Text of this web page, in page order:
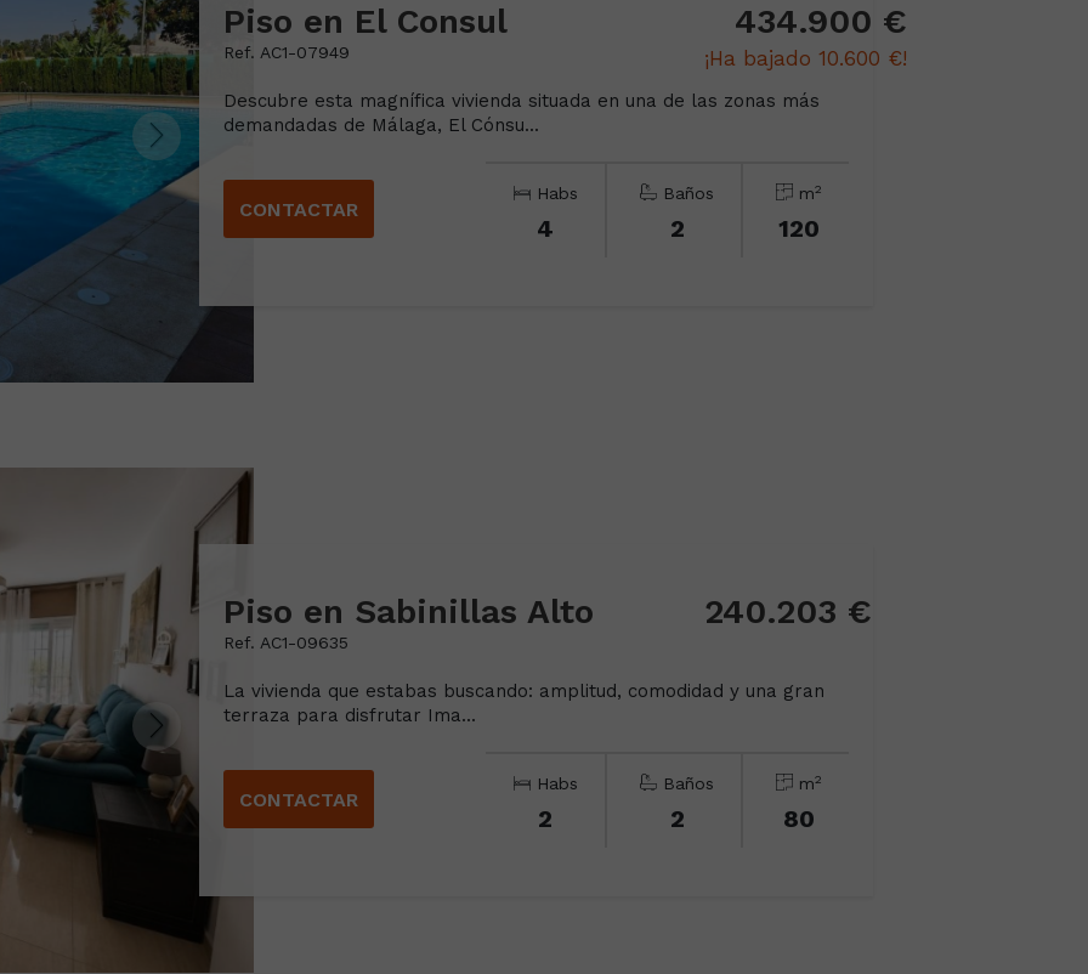
Piso en El Consul
Ref. AC1-07949
434.900 €
¡Ha bajado 10.600 €!
Descubre esta magnífica vivienda situada en una de las zonas más
demandadas de Málaga, El Cónsu...
CONTACTAR
Habs
4
Baños
2
m2
120
Piso en Sabinillas Alto
Ref. AC1-09635
240.203 €
La vivienda que estabas buscando: amplitud, comodidad y una gran
terraza para disfrutar Ima...
CONTACTAR
Habs
2
Baños
2
m2
80